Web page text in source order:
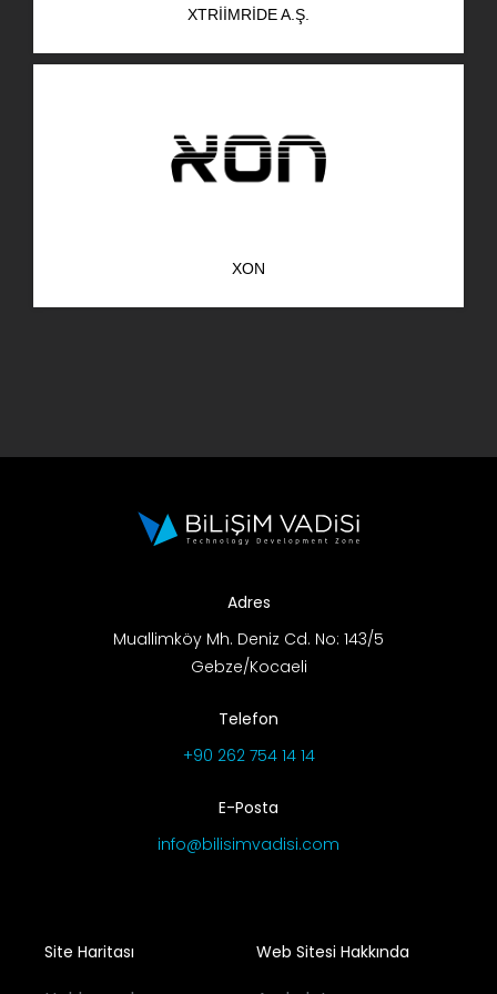
AR-GE Portal
XTRIIMRIDE A.Ş.
XON
Adres
Muallimköy Mh. Deniz Cd. No: 143/5
Gebze/Kocaeli
Telefon
+90 262 754 14 14
E-Posta
info@bilisimvadisi.com
Site Haritası Web Sitesi Hakkında